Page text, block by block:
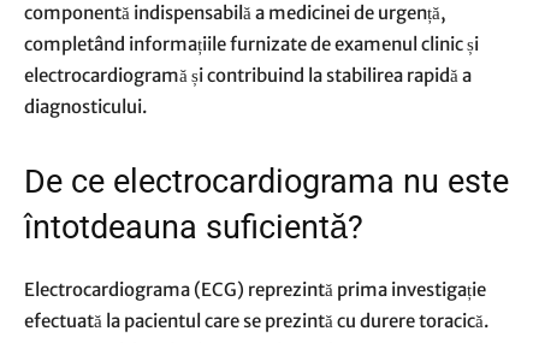
componentă indispensabilă a medicinei de urgență,
completând informațiile furnizate de examenul clinic și
electrocardiogramă și contribuind la stabilirea rapidă a
diagnosticului.
De ce electrocardiograma nu este
întotdeauna suficientă?
Electrocardiograma (ECG) reprezintă prima investigație
efectuată la pacientul care se prezintă cu durere toracică.